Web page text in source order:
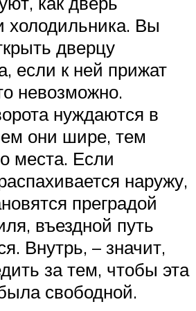
холодильника. Вы
дверцу
если к ней прижат
невозможно.
нуждаются в
они шире, тем
места. Если
наружу,
преградой
въездной путь
Внутрь, – значит,
за тем, чтобы эта
свободной.